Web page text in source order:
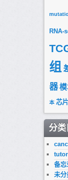
RNA-
组
器
本 芯片
分类
备忘
未分